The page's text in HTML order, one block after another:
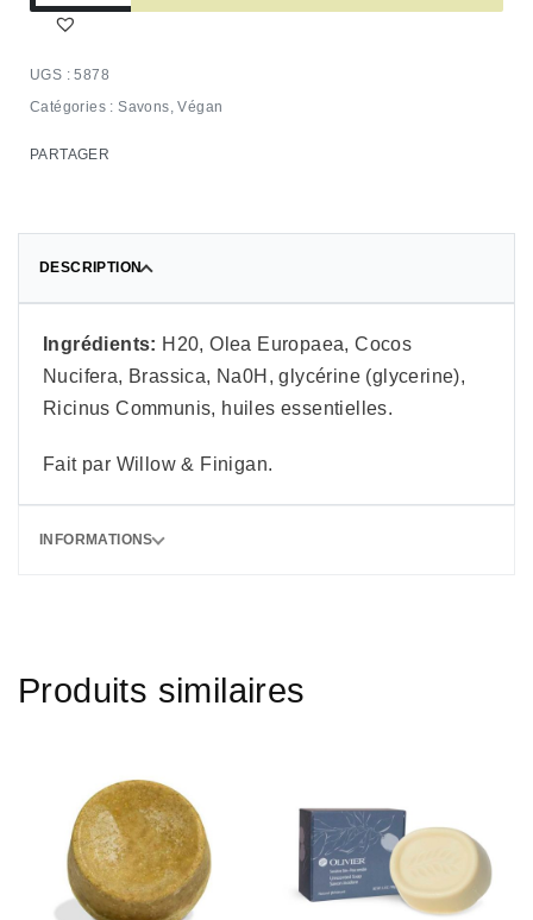
5878
Catégories :Savons,Végan
PARTAGER
DESCRIPTION
Ingrédients: H20, Olea Europaea, Cocos
Nucifera, Brassica, Na0H, glycérine (glycerine),
Ricinus Communis, huiles essentielles.
Fait par Willow & Finigan.
INFORMATIONS
Produits similaires